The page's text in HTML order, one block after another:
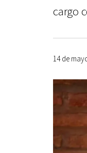
cargo
14 de